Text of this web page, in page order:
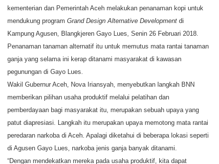
kementerian dan Pemerintah Aceh melakukan penanaman kopi untuk
mendukung program Grand Design Alternative Development di
Kampung Agusen, Blangkjeren Gayo Lues, Senin 26 Februari 2018.
Penanaman tanaman alternatif itu untuk memutus mata rantai tanaman
ganja yang selama ini kerap ditanami masyarakat di kawasan
pegunungan di Gayo Lues.
Wakil Gubernur Aceh, Nova Iriansyah, menyebutkan langkah BNN
memberikan pilihan usaha produktif melalui pelatihan dan
pemberdayaan bagi masyarakat itu, merupakan sebuah upaya yang
patut diapresiasi. Langkah itu merupakan upaya memotong mata rantai
peredaran narkoba di Aceh. Apalagi diketahui di beberapa lokasi seperti
di Agusen Gayo Lues, narkoba jenis ganja banyak ditanami.
“Dengan mendekatkan mereka pada usaha produktif, kita dapat